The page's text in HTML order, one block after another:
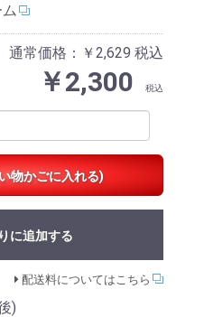
通常価格：￥2,629 税込
￥2,300 税込
物かごに入れる)
に追加する
配送料についてはこちら
)